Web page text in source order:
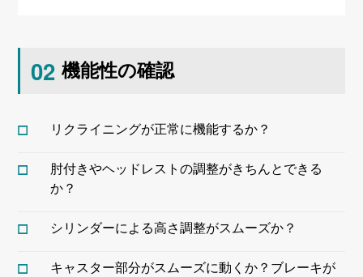
02 機能性の確認
リクライニングが正常に機能するか？
肘付きやヘッドレストの調整がきちんとできる
か？
シリンダーによる高さ調整がスムーズか？
キャスター部分がスムーズに動くか？ブレーキが